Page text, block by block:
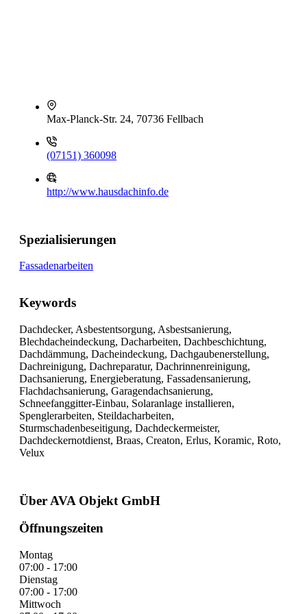
Max-Planck-Str. 24, 70736 Fellbach
(07151) 360098
http://www.hausdachinfo.de
Spezialisierungen
Fassadenarbeiten
Keywords
Dachdecker, Asbestentsorgung, Asbestsanierung,
Blechdacheindeckung, Dacharbeiten, Dachbeschichtung,
Dachdämmung, Dacheindeckung, Dachgaubenerstellung,
Dachreinigung, Dachreparatur, Dachrinnenreinigung,
Dachsanierung, Energieberatung, Fassadensanierung,
Flachdachsanierung, Garagendachsanierung,
Schneefanggitter-Einbau, Solaranlage installieren,
Spenglerarbeiten, Steildacharbeiten,
Sturmschadenbeseitigung, Dachdeckermeister,
Dachdeckernotdienst, Braas, Creaton, Erlus, Koramic, Roto,
Velux
Über AVA Objekt GmbH
Öffnungszeiten
Montag
07:00 - 17:00
Dienstag
07:00 - 17:00
Mittwoch